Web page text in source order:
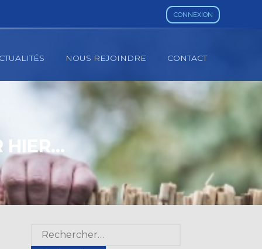
CONNEXION
NOUS REJOINDRE CONTACT
HIER…
Blog
sidebar
Rechercher :